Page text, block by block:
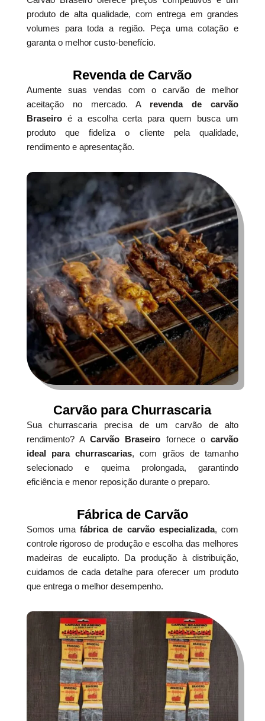
produto de alta qualidade, com entrega em grandes
volumes para toda a região. Peça uma cotação e
garanta o melhor custo-benefício.
Revenda de Carvão
Aumente suas vendas com o carvão de melhor
aceitação no mercado. A revenda de carvão
Braseiroé a escolha certa para quem busca um
produto que fideliza o cliente pela qualidade,
rendimento e apresentação.
Carvão para Churrascaria
Sua churrascaria precisa de um carvão de alto
rendimento? ACarvão Braseiro fornece ocarvão
ideal para churrascarias, com grãos de tamanho
selecionado e queima prolongada, garantindo
eficiência e menor reposição durante o preparo.
Fábrica de Carvão
Somos umafábrica de carvão especializada, com
controle rigoroso de produção e escolha das melhores
madeiras de eucalipto. Da produção à distribuição,
cuidamos de cada detalhe para oferecer um produto
que entrega o melhor desempenho.